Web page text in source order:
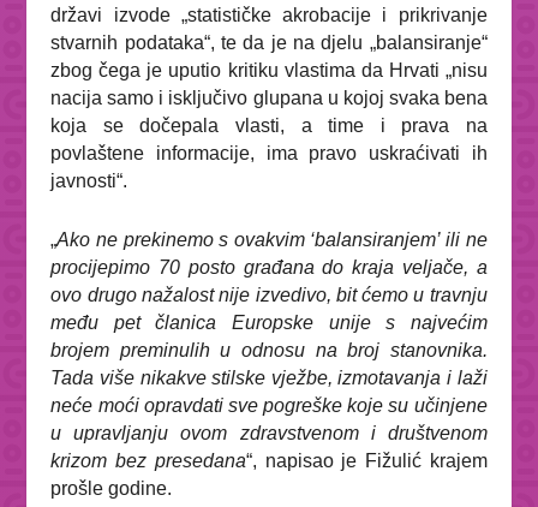
državi izvode „statističke akrobacije i prikrivanje
stvarnih podataka“, te da je na djelu „balansiranje“
zbog čega je uputio kritiku vlastima da Hrvati „nisu
nacija samo i isključivo glupana u kojoj svaka bena
koja se dočepala vlasti, a time i prava na
povlaštene informacije, ima pravo uskraćivati ih
javnosti“.
„Ako ne prekinemo s ovakvim ‘balansiranjem’ ili ne
procijepimo 70 posto građana do kraja veljače, a
ovo drugo nažalost nije izvedivo, bit ćemo u travnju
među pet članica Europske unije s najvećim
brojem preminulih u odnosu na broj stanovnika.
Tada više nikakve stilske vježbe, izmotavanja i laži
neće moći opravdati sve pogreške koje su učinjene
u upravljanju ovom zdravstvenom i društvenom
krizom bez presedana“, napisao je Fižulić krajem
prošle godine.